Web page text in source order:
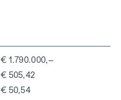
€ 1.790.000,–
€ 505,42
€ 50,54